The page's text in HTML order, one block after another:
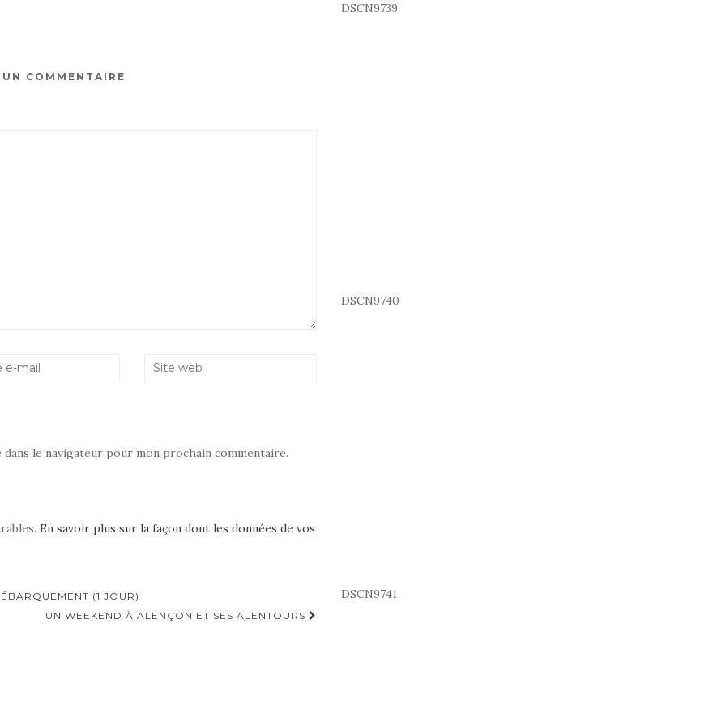
UN COMMENTAIRE
le navigateur pour mon prochain commentaire.
En savoir plus sur la façon dont les données de vos
(1 JOUR)
UN WEEKEND À ALENÇON ET SES ALENTOURS
DSCN9739
DSCN9740
DSCN9741